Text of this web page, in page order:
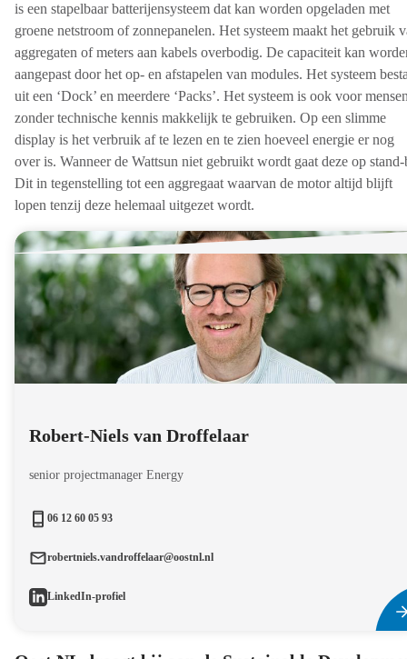
is een stapelbaar batterijensysteem dat kan worden opgeladen met
groene netstroom of zonnepanelen. Het systeem maakt het gebruik
aggregaten of meters aan kabels overbodig. De capaciteit kan
aangepast door het op- en afstapelen van modules. Het systeem
uit een ‘Dock’ en meerdere ‘Packs’. Het systeem is ook voor
zonder technische kennis makkelijk te gebruiken. Op een slimme
display is het verbruik af te lezen en te zien hoeveel energie er nog
over is. Wanneer de Wattsun niet gebruikt wordt gaat deze op
Dit in tegenstelling tot een aggregaat waarvan de motor altijd blijft
lopen tenzij deze helemaal uitgezet wordt.
Robert-Niels van Droffelaar
senior projectmanager Energy
06 12 60 05 93
robertniels.vandroffelaar@oostnl.nl
LinkedIn-profiel